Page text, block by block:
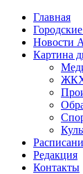
Главная
Новости
Картина
Редакция
Контакты